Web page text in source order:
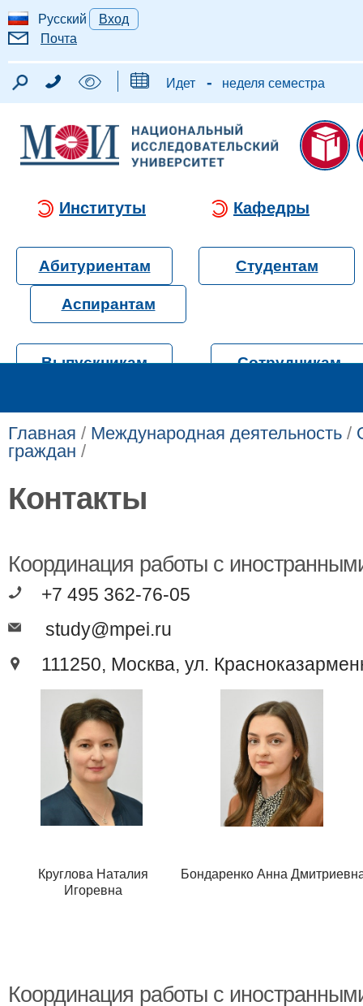
Русский
Вход
Почта
Идет - неделя семестра
Институты Кафедры
Абитуриентам Студентам
Аспирантам
Выпускникам Сотрудникам
Главная / Международная деятельность /
граждан /
Контакты
Координация работы с
+7 495 362-76-05
study@mpei.ru
111250, Москва, ул.
Круглова Наталия
Игоревна
Бондаренко Анна
Координация работы с